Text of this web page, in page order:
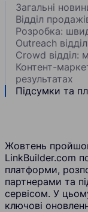
Загальні
Відділ
Розробка:
Outreach
Crowd відділ:
Контент-
результатах
Підсумки та
Жовтень
LinkBuilder.com
платформи,
партнерами та
сервісом. У
ключові